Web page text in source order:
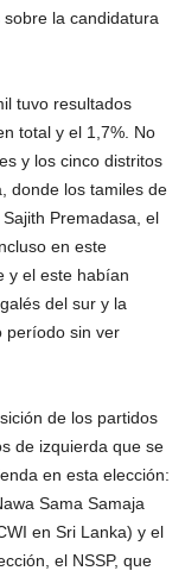
la candidatura
tuvo resultados
total y el 1,7%. No
y los cinco distritos
donde los tamiles de
Premadasa, el
en este
y el este habían
del sur y la
período sin ver
de los partidos
de izquierda que se
en esta elección:
Sama Samaja
en Sri Lanka) y el
el NSSP, que